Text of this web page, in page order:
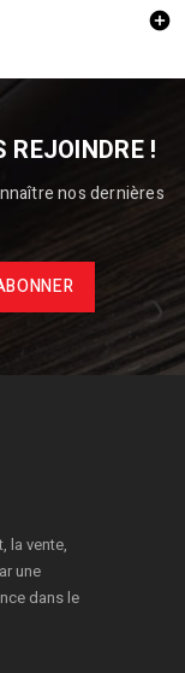

REJOINDRE !
nos dernières
la vente,
une
dans le